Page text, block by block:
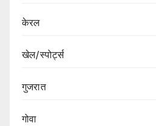
केरल
खेल/स्पोर्ट्स
गुजरात
गोवा